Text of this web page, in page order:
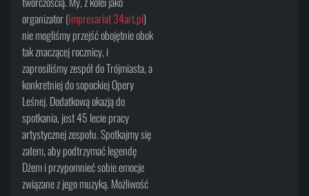
organizator (Impresariat 34art.pl)
nie mogliśmy przejść obojętnie obok
tak znaczącej rocznicy, i
zaprosiliśmy zespół do Trójmiasta, a
konkretniej do sopockiej Opery
Leśnej. Dodatkową okazją do
spotkania, jest 45 lecie pracy
artystycznej zespołu. Spotkajmy się
zatem, aby podtrzymać legendę
Dżem i przypomnieć sobie emocje
związane z jego muzyką. Możliwość